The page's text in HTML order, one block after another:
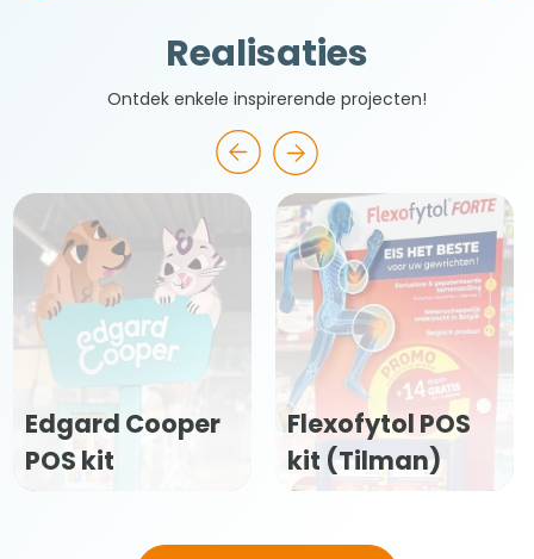
Realisaties
Ontdek enkele inspirerende projecten!
Edgard Cooper
POS kit
Flexofytol POS
kit (Tilman)